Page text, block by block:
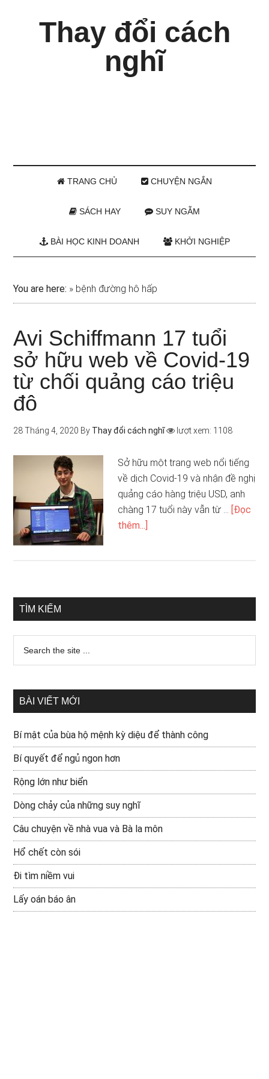
Thay đổi cách
nghĩ
TRANG CHỦ CHUYỆN NGẮN
SÁCH HAY SUY NGẪM
BÀI HỌC KINH DOANH KHỞI NGHIỆP
You are here: » bệnh đường hô hấp
Avi Schiffmann 17 tuổi
sở hữu web về Covid-19
từ chối quảng cáo triệu
đô
28 Tháng 4, 2020 By Thay đổi cách nghĩ lượt xem: 1108
Sở hữu một trang web nổi tiếng
về dịch Covid-19 và nhận đề nghị
quảng cáo hàng triệu USD, anh
chàng 17 tuổi này vẫn từ … [Đọc
thêm...]
TÌM KIẾM
BÀI VIẾT MỚI
Bí mật của bùa hộ mệnh kỳ diệu để thành công
Bí quyết để ngủ ngon hơn
Rộng lớn như biển
Dòng chảy của những suy nghĩ
Câu chuyện về nhà vua và Bà la môn
Hổ chết còn sói
Đi tìm niềm vui
Lấy oán báo ân